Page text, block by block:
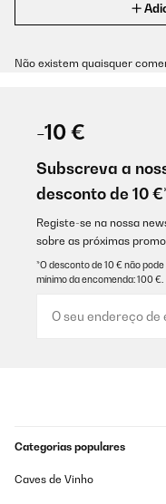
Não existem quaisquer
-10 €
Subscreva a
desconto de 10
Registe-se na nossa
sobre as próximas
*O desconto de 10 € não
mínimo da encomenda: 100 €.
Categorias populares
Caves de Vinho